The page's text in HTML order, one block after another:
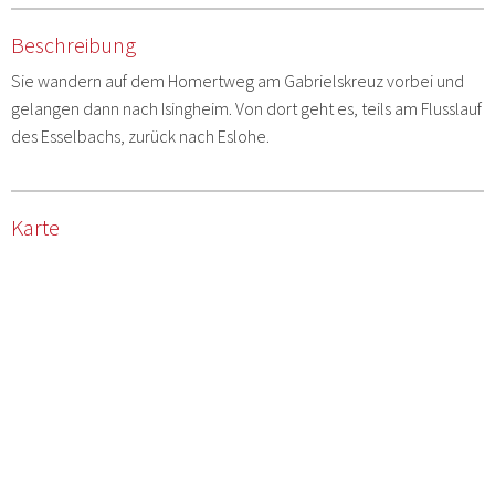
Beschreibung
Sie wandern auf dem Homertweg am Gabrielskreuz vorbei und
gelangen dann nach Isingheim. Von dort geht es, teils am Flusslauf
des Esselbachs, zurück nach Eslohe.
Karte